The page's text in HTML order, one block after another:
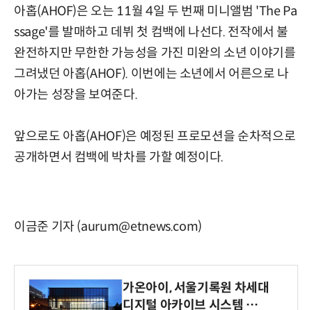
아홉(AHOF)은 오는 11월 4일 두 번째 미니앨범 'The Pa
ssage'를 발매하고 데뷔 첫 컴백에 나선다. 전작에서 불
완전하지만 무한한 가능성을 가진 미완의 소년 이야기를
그려냈던 아홉(AHOF). 이번에는 소년에서 어른으로 나
아가는 성장을 보여준다.
앞으로도 아홉(AHOF)은 예정된 프로모션을 순차적으로
공개하면서 컴백에 박차를 가할 예정이다.
이금준 기자 (aurum@etnews.com)
가온아이, 서울기록원 차세대
디지털 아카이브 시스템 구축